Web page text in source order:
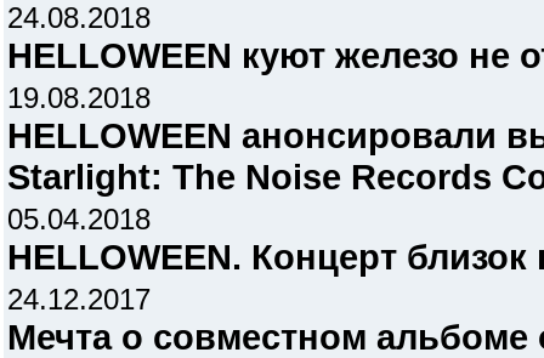
24.08.2018
HELLOWEEN куют железо не
19.08.2018
HELLOWEEN анонсировали
Starlight: The Noise Records
05.04.2018
HELLOWEEN. Концерт
24.12.2017
Мечта о совместном альбоме